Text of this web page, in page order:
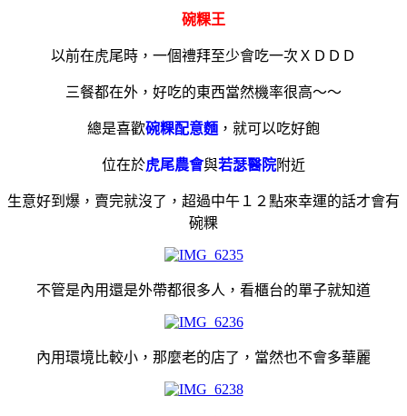
碗粿王
以前在虎尾時，一個禮拜至少會吃一次ＸＤＤＤ
三餐都在外，好吃的東西當然機率很高～～
總是喜歡碗粿配意麵 ，就可以吃好飽
位在於虎尾農會與若瑟醫院附近
生意好到爆，賣完就沒了，超過中午１２點來幸運的話才會有
碗粿
不管是內用還是外帶都很多人，看櫃台的單子就知道
內用環境比較小，那麼老的店了，當然也不會多華麗